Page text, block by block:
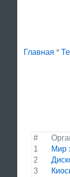
Главная *
#
1
Мир
2
3